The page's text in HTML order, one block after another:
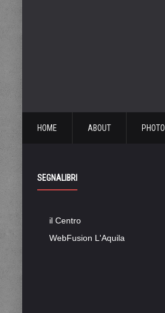
HOME ABOUT
SEGNALIBRI
il Centro
WebFusion L'Aquila